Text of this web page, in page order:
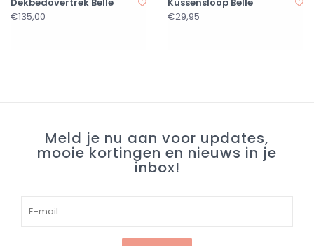
€135,00
€29,95
Meld je nu aan voor updates,
mooie kortingen en nieuws in je
inbox!